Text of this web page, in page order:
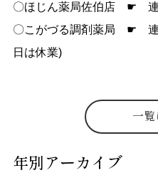
〇ほじん薬局佐伯店 ☛ 連
〇こがづる調剤薬局 ☛ 連
日は休業)
一覧
年別アーカイブ